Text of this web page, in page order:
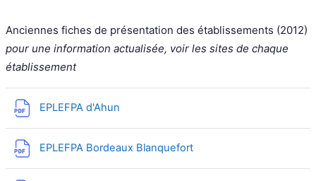
Anciennes fiches de présentation des établissements (2012)
pour une information actualisée, voir les sites de chaque
établissement
EPLEFPA d'Ahun
EPLEFPA Bordeaux Blanquefort